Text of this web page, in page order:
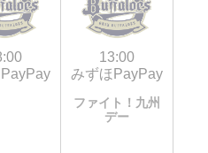
13:00
みずほPayPay
ファイト！九州
デー